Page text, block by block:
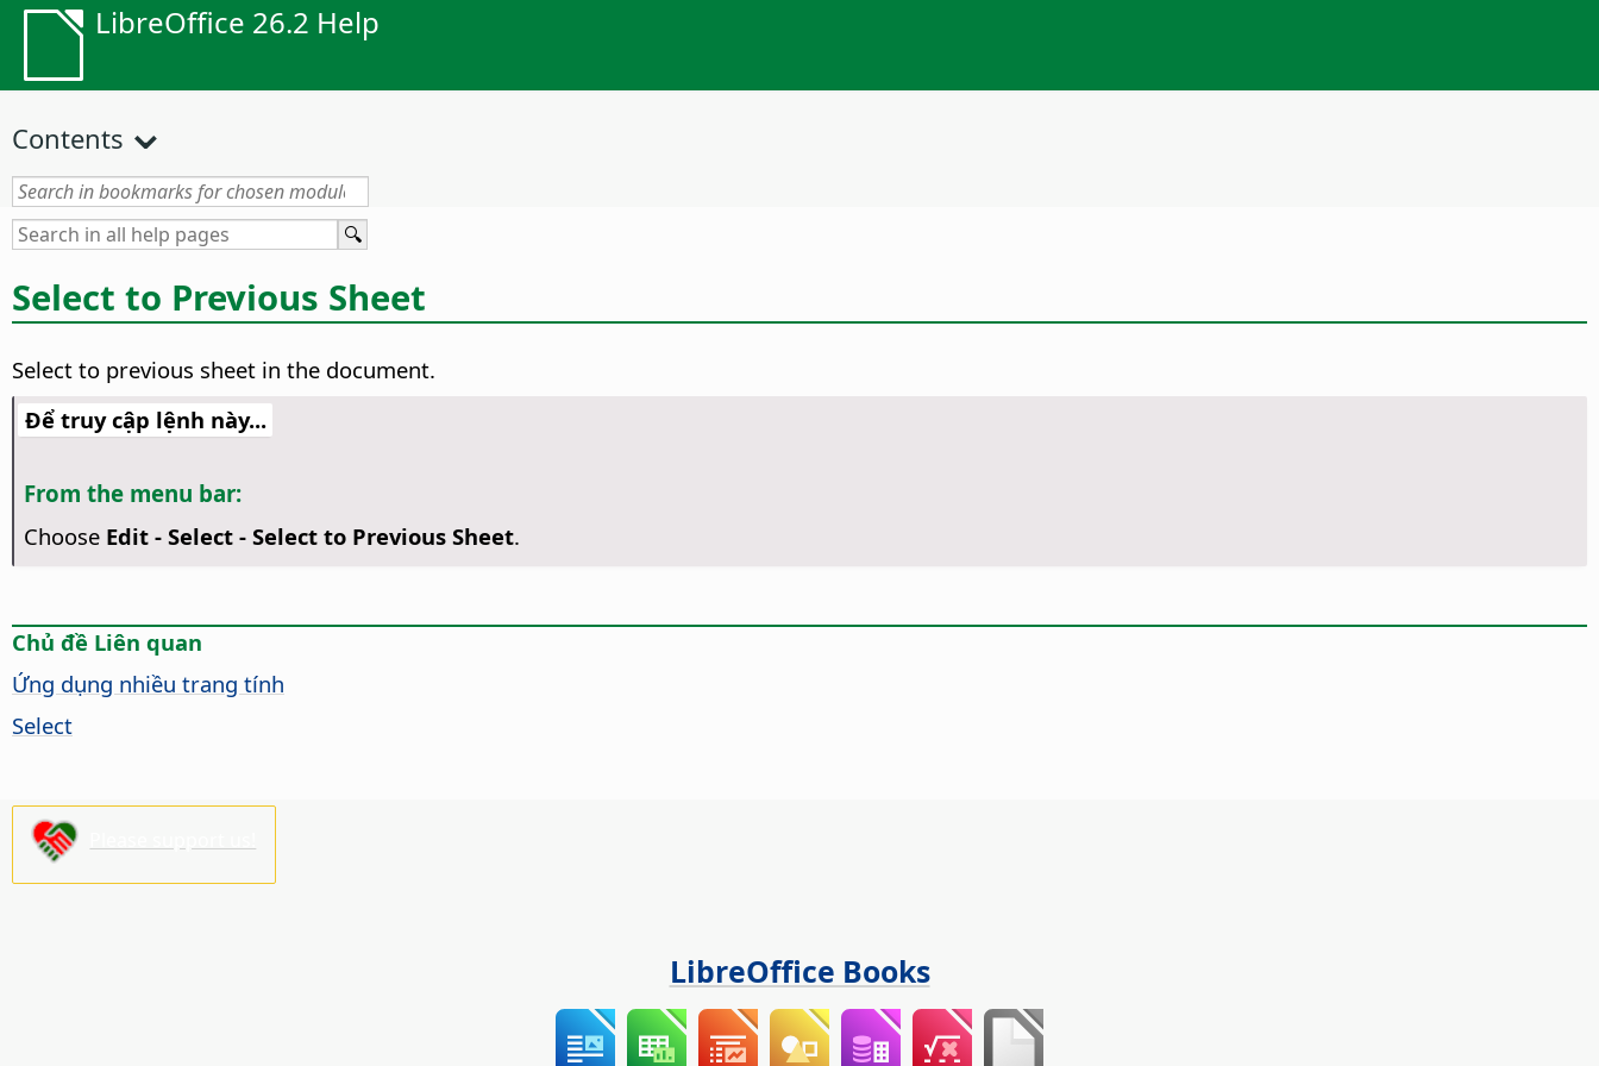
LibreOffice 26.2 Help
Contents
Select to Previous Sheet
Select to previous sheet in the document.
Để truy cập lệnh này...
From the menu bar:
Choose Edit - Select - Select to Previous Sheet.
Chủ đề Liên quan
Ứng dụng nhiều trang tính
Select
LibreOffice Books